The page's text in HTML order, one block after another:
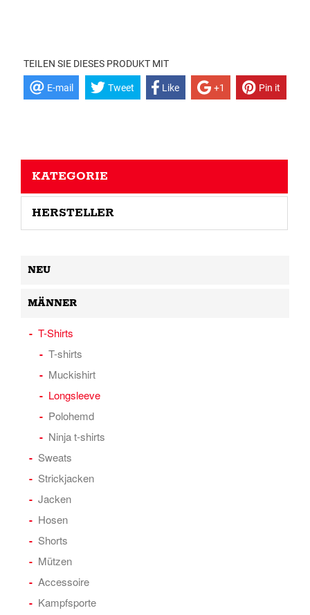
TEILEN SIE DIESES PRODUKT MIT
E-mail Tweet Like +1 Pin it
KATEGORIE
HERSTELLER
NEU
MÄNNER
T-Shirts
T-shirts
Muckishirt
Longsleeve
Polohemd
Ninja t-shirts
Sweats
Strickjacken
Jacken
Hosen
Shorts
Mützen
Accessoire
Kampfsporte